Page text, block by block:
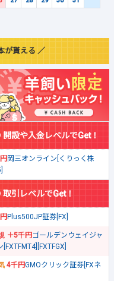
が貰える ／
開設や入金レベルでGet！
岡三オンライン[くりっく株
取引レベルでGet！
Plus500JP証券[FX]
＋5千円ゴールデンウェイジャ
[FXTFMT4][FXTFGX]
4千円GMOクリック証券[FXネ